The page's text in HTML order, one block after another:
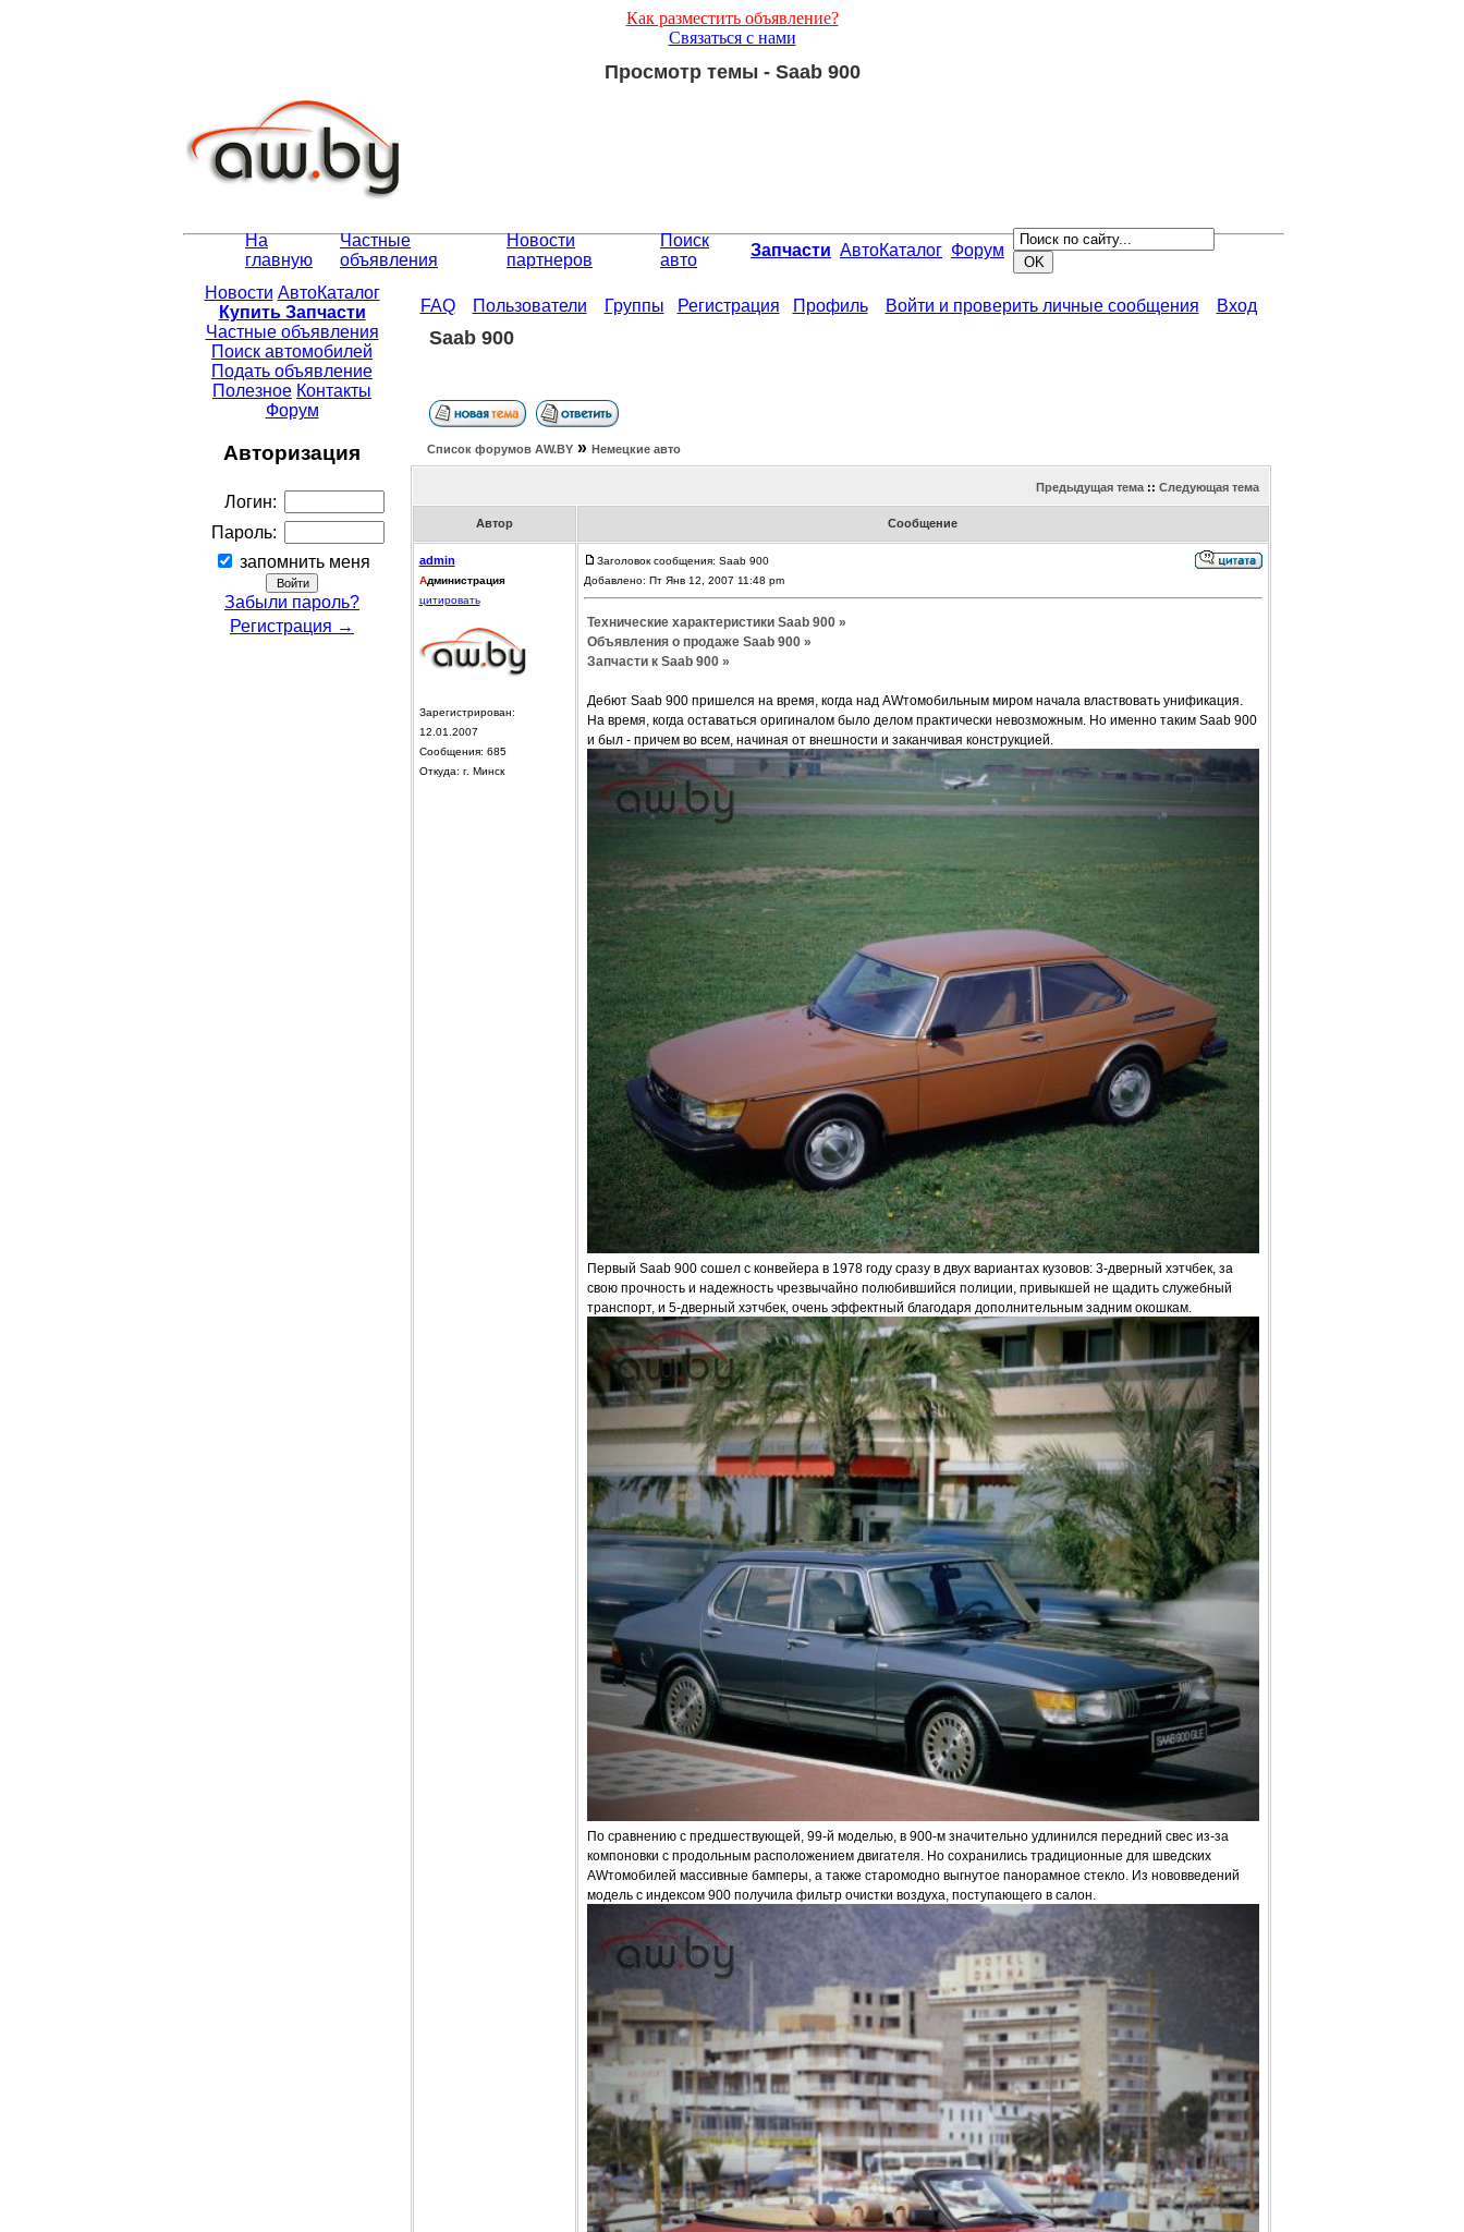
Как разместить объявление?
Связаться с нами
Просмотр темы - Saab 900
На
главную
Частные
объявления
Новости
партнеров
Поиск
авто
Запчасти АвтоКаталог Форум
Новости АвтоКаталог
Купить Запчасти
Частные объявления
Поиск автомобилей
Подать объявление
Полезное Контакты
Форум
Авторизация
Логин:
Пароль:
запомнить меня
Забыли пароль?
Регистрация →
FAQ Пользователи Группы Регистрация Профиль Войти и проверить личные сообщения Вход
Saab 900
Список форумов АW.BY» Немецкие авто
Предыдущая тема:: Следующая тема
Автор Сообщение
admin
Администрация
цитировать
Зарегистрирован:
12.01.2007
Сообщения: 685
Откуда: г. Минск
Заголовок сообщения: Saab 900
Добавлено: Пт Янв 12, 2007 11:48 pm
Технические характеристики Saab 900 »
Объявления о продаже Saab 900 »
Запчасти к Saab 900 »
Дебют Saab 900 пришелся на время, когда над AWтомобильным миром начала властвовать унификация.
На время, когда оставаться оригиналом было делом практически невозможным. Но именно таким Saab 900
и был - причем во всем, начиная от внешности и заканчивая конструкцией.
Первый Saab 900 сошел с конвейера в 1978 году сразу в двух вариантах кузовов: 3-дверный хэтчбек, за
свою прочность и надежность чрезвычайно полюбившийся полиции, привыкшей не щадить служебный
транспорт, и 5-дверный хэтчбек, очень эффектный благодаря дополнительным задним окошкам.
По сравнению с предшествующей, 99-й моделью, в 900-м значительно удлинился передний свес из-за
компоновки с продольным расположением двигателя. Но сохранились традиционные для шведских
AWтомобилей массивные бамперы, а также старомодно выгнутое панорамное стекло. Из нововведений
модель с индексом 900 получила фильтр очистки воздуха, поступающего в салон.